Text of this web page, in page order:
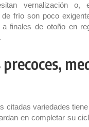
vernalización
de frío son poco
finales de otoño en
citadas variedades
en completar su